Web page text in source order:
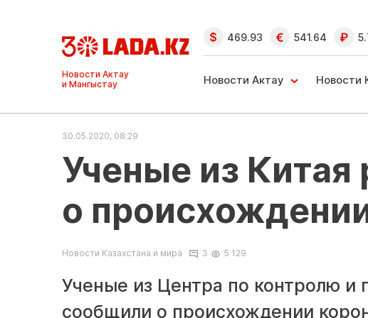
Ақтау және
Манғыстау
жаңалықтары
469.93 541.64
Новости Актау Новости
30.05.2020, 08:29
Ученые из
о
Новости Казахстана и мира 3 5 129
Ученые из Центра по контролю и
сообщили о происхождении